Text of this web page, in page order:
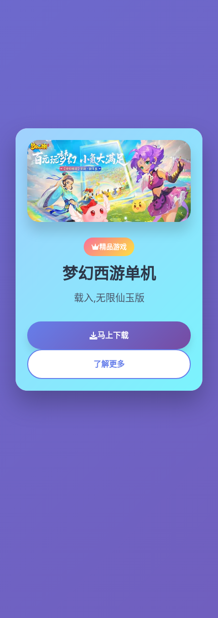
精品游戏
梦幻西游单机
载入,无限仙玉版
马上下载
了解更多